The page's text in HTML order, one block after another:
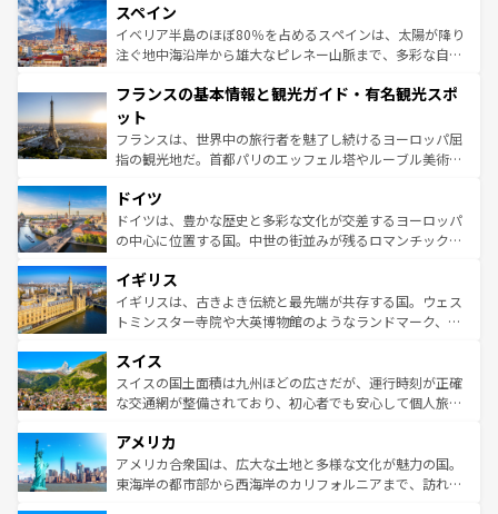
ろん、トスカーナの美しい田園風景やアマルフィ海岸の絶
景など、自然景観も見逃せない。観光の合間には、本場の
ピザやパスタなど、絶品のイタリア料理を堪能することも
ませてくれるイタリアで、忘れられない旅をしてみよう！
なお、新着のイタリア情報は
しい。
スペイン
イベリア半島のほぼ80％を占めるスペインは、太陽が降り
注ぐ地中海沿岸から雄大なピレネー山脈まで、多彩な自然
文化が根付くこの国では、情熱的なフラメンコ、熱気あふ
れる闘牛、そして美味しいタパスが生活の一部となってい
る。首都マドリードの洗練された雰囲気や、バルセロナの
アートに溢れた街角から、地方では古代ローマ遺跡や中世
せる。地方によって風土や気候が異なるスペインはその個
性で訪れる人を魅了する。 なお、新着のスペイン情報は コ
ンテンツ一覧を参照してほしい。
フランスの基本情報と観光ガイド・有名観光スポ
ット
フランスは、世界中の旅行者を魅了し続けるヨーロッパ屈
指の観光地だ。首都パリのエッフェル塔やルーブル美術館
で、幅広い魅力が詰まっている。華麗な宮殿、歴史的な大
聖堂、美しいビーチ、そして豊かな自然が、訪れる者を心
から魅了する。また、フランスは美食の国としても知ら
いる。シャンパンの発祥地であるランス、プロヴァンスの
香り高いラベンダー畑など、多彩な楽しみ方が可能だ。さ
らに、パリ以外の地域にも魅力が溢れており、どの街角に
れる地方に足を運ぶとそれぞれで全く異なる文化を体験で
きるだろう。 なお、新着のフランス情報はコンテンツ一覧
を参照してほしい。
ドイツ
ドイツは、豊かな歴史と多彩な文化が交差するヨーロッパ
の中心に位置する国。中世の街並みが残るロマンチック街
顔を持つこの国は、どこを歩いても飽きることがない。ベ
ルリンの文化的活気、バイエルン州のアルプスの絶景、そ
してライン川沿いのワイン畑といった風景は必見。ビール
は、お酒好きな人にはぜひ体験してほしい。 なお、新着の
ドイツ情報はコンテンツ一覧を参照してほしい。
イギリス
イギリスは、古きよき伝統と最先端が共存する国。ウェス
トミンスター寺院や大英博物館のようなランドマーク、歴
リアごとに異なる魅力がある。また、優雅なアフタヌーン
ティー、ビール好きにはたまらない英国パブ、サッカー観
戦など、本場だからこそできる体験も豊富。イギリスを旅
ンツ一覧を参照してほしい。
スイス
スイスの国土面積は九州ほどの広さだが、運行時刻が正確
な交通網が整備されており、初心者でも安心して個人旅行
の建物がそのまま残る町や、スイスならではのユニークな
博物館もあり、アルプス観光だけでなく町歩きも満喫する
ことができる。国民の所得が高いため物価も高いが、旅行
アメリカ
アメリカ合衆国は、広大な土地と多様な文化が魅力の国。
東海岸の都市部から西海岸のカリフォルニアまで、訪れる